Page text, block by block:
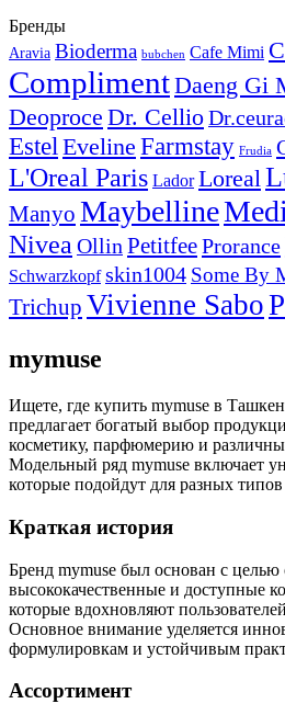
Бренды
Aravia Bioderma bubchen Cafe Mimi
ComplimentDaeng Gi
Deoproce Dr. Cellio
EstelEveline Farmstay Frudia
L'Oreal Paris Lador Loreal
Manyo Maybelline
Nivea Ollin PetitfeeProrance
Schwarzkopf skin1004 Some By
Trichup Vivienne Sabo
mymuse
Ищете, где купить mymuse в
предлагает богатый выбор
косметику, парфюмерию и
Модельный ряд mymuse включает
которые подойдут для разных
Краткая история
Бренд mymuse был основан с целью
высококачественные и доступные
которые вдохновляют
Основное внимание уделяется
формулировкам и устойчивым
Ассортимент